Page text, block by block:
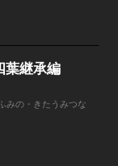
葉継承編
みの・きたうみつな